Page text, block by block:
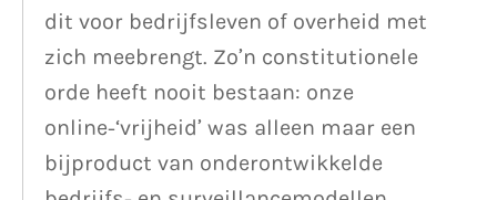
dit voor bedrijfsleven of overheid met
zich meebrengt. Zo’n constitutionele
orde heeft nooit bestaan: onze
online-‘vrijheid’ was alleen maar een
bijproduct van onderontwikkelde